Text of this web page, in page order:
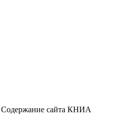
сайта КНИА